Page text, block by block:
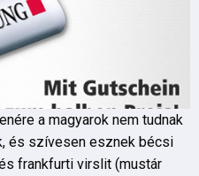
a magyarok nem tudnak
és szívesen esznek bécsi
frankfurti virslit (mustár